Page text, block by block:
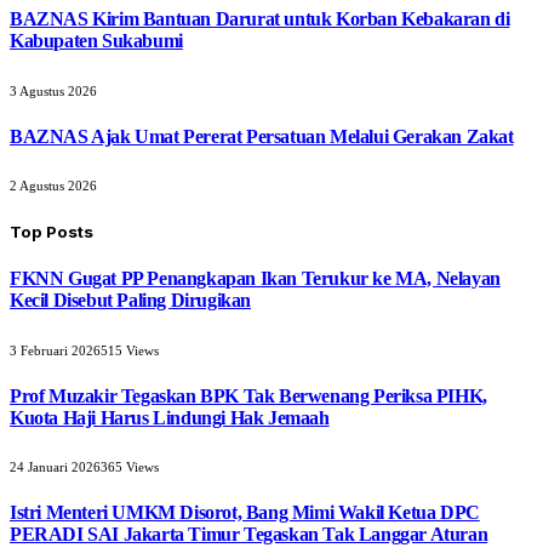
BAZNAS Kirim Bantuan Darurat untuk Korban Kebakaran di
Kabupaten Sukabumi
3 Agustus 2026
BAZNAS Ajak Umat Pererat Persatuan Melalui Gerakan Zakat
2 Agustus 2026
Top Posts
FKNN Gugat PP Penangkapan Ikan Terukur ke MA, Nelayan
Kecil Disebut Paling Dirugikan
3 Februari 2026515 Views
Prof Muzakir Tegaskan BPK Tak Berwenang Periksa PIHK,
Kuota Haji Harus Lindungi Hak Jemaah
24 Januari 2026365 Views
Istri Menteri UMKM Disorot, Bang Mimi Wakil Ketua DPC
PERADI SAI Jakarta Timur Tegaskan Tak Langgar Aturan